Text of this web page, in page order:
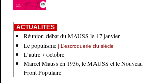
ACTUALITÉS
Réunion-débat du MAUSS le 17 janvier
Le populisme | L’escroquerie du siècle
L’autre 7 octobre
Marcel Mauss en 1936, le MAUSS et le Nouveau
Front Populaire